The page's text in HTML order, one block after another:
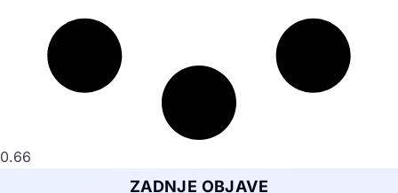
ZADNJE OBJAVE